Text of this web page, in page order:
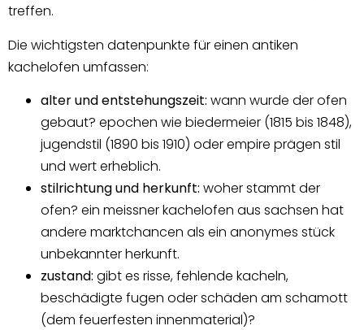
treffen.
Die wichtigsten datenpunkte für einen antiken
kachelofen umfassen:
alter und entstehungszeit: wann wurde der ofen
gebaut? epochen wie biedermeier (1815 bis 1848),
jugendstil (1890 bis 1910) oder empire prägen stil
und wert erheblich.
stilrichtung und herkunft: woher stammt der
ofen? ein meissner kachelofen aus sachsen hat
andere marktchancen als ein anonymes stück
unbekannter herkunft.
zustand: gibt es risse, fehlende kacheln,
beschädigte fugen oder schäden am schamott
(dem feuerfesten innenmaterial)?